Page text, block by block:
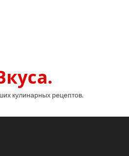
кулинарных рецептов.